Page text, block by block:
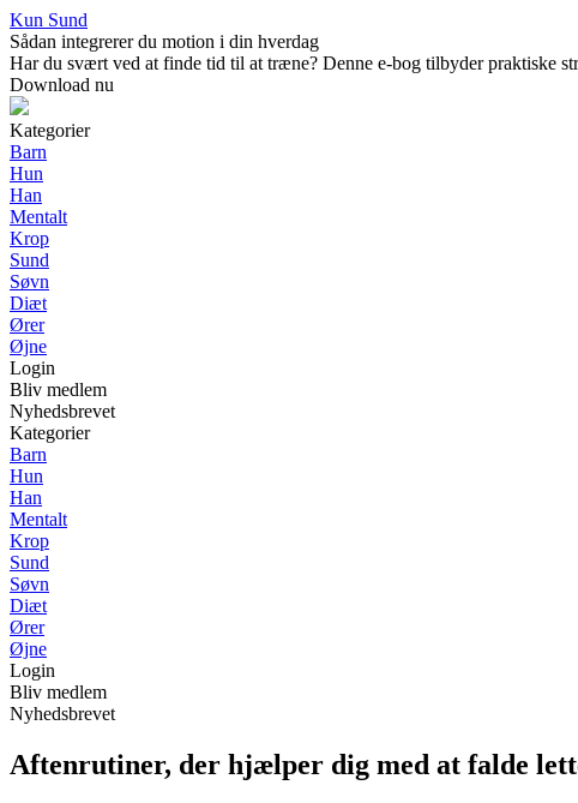
Kun Sund
Sådan integrerer du motion i din hverdag
Har du svært ved at finde tid til at træne? Denne e-bog tilbyder praktiske
Download nu
Kategorier
Barn
Hun
Han
Mentalt
Krop
Sund
Søvn
Diæt
Ører
Øjne
Login
Bliv medlem
Nyhedsbrevet
Kategorier
Barn
Hun
Han
Mentalt
Krop
Sund
Søvn
Diæt
Ører
Øjne
Login
Bliv medlem
Nyhedsbrevet
Aftenrutiner, der hjælper dig med at falde